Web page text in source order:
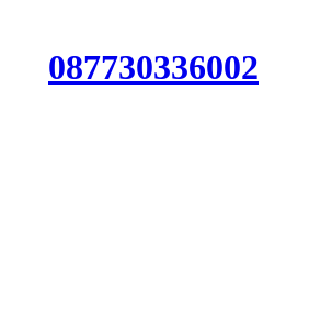
087730336002